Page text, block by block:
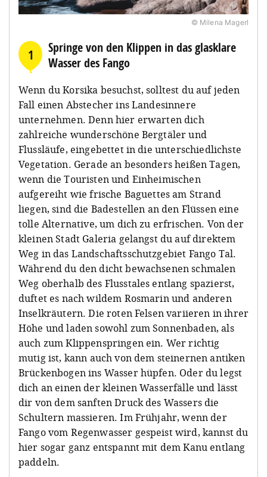
verfügt außerdem über vier Flughäfen, die du mit
erreichen kannst.
erkennen, dass es hier auch mal sehr eng werden
fürs Parken zahlen, doch die Gebühr ist meist
angemessen. Das Übernachtungsangebot auf
Korsika ist sehr vielfältig, hier ist für jedes
Reisebudget etwas dabei.
© Milena Magerl
1
Springe von den Klippen in das glasklare
Wasser des Fango
Wenn du Korsika besuchst, solltest du auf jeden
Fall einen Abstecher ins Landesinnere
unternehmen. Denn hier erwarten dich
zahlreiche wunderschöne Bergtäler und
Flussläufe, eingebettet in die unterschiedlichste
Vegetation. Gerade an besonders heißen Tagen,
wenn die Touristen und Einheimischen
aufgereiht wie frische Baguettes am Strand
liegen, sind die Badestellen an den Flüssen eine
tolle Alternative, um dich zu erfrischen. Von der
kleinen Stadt Galeria gelangst du auf direktem
Weg in das Landschaftsschutzgebiet Fango Tal.
Während du den dicht bewachsenen schmalen
Weg oberhalb des Flusstales entlang spazierst,
duftet es nach wildem Rosmarin und anderen
Inselkräutern. Die roten Felsen variieren in ihrer
Höhe und laden sowohl zum Sonnenbaden, als
auch zum Klippenspringen ein. Wer richtig
mutig ist, kann auch von dem steinernen antiken
Brückenbogen ins Wasser hüpfen. Oder du legst
dich an einen der kleinen Wasserfälle und lässt
dir von dem sanften Druck des Wassers die
Schultern massieren. Im Frühjahr, wenn der
Fango vom Regenwasser gespeist wird, kannst du
hier sogar ganz entspannt mit dem Kanu entlang
paddeln.